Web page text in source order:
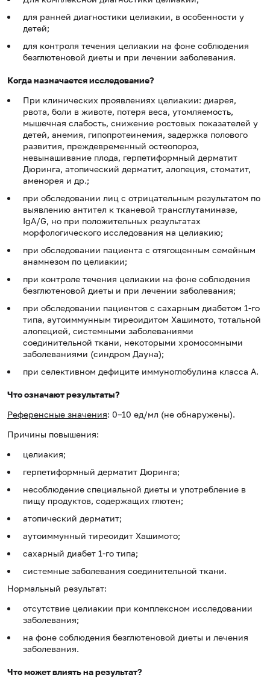
для ранней диагностики целиакии, в особенности у
детей;
для контроля течения целиакии на фоне соблюдения
безглютеновой диеты и при лечении заболевания.
Когда назначается исследование?
При клинических проявлениях целиакии: диарея,
рвота, боли в животе, потеря веса, утомляемость,
мышечная слабость, снижение ростовых показателей у
детей, анемия, гипопротеинемия, задержка полового
развития, преждевременный остеопороз,
невынашивание плода, герпетиформный дерматит
Дюринга, атопический дерматит, алопеция, стоматит,
аменорея и др.;
при обследовании лиц с отрицательным результатом по
выявлению антител к тканевой трансглутаминазе,
IgA/G, но при положительных результатах
морфологического исследования на целиакию;
при обследовании пациента с отягощенным семейным
анамнезом по целиакии;
при контроле течения целиакии на фоне соблюдения
безглютеновой диеты и при лечении заболевания;
при обследовании пациентов с сахарным диабетом 1-го
типа, аутоиммунным тиреоидитом Хашимото, тотальной
алопецией, системными заболеваниями
соединительной ткани, некоторыми хромосомными
заболеваниями (синдром Дауна);
при селективном дефиците иммуноглобулина класса А.
Что означают результаты?
Референсные значения: 0–10 ед/мл (не обнаружены).
Причины повышения:
целиакия;
герпетиформный дерматит Дюринга;
несоблюдение специальной диеты и употребление в
пищу продуктов, содержащих глютен;
атопический дерматит;
аутоиммунный тиреоидит Хашимото;
сахарный диабет 1-го типа;
системные заболевания соединительной ткани.
Нормальный результат:
отсутствие целиакии при комплексном исследовании
заболевания;
на фоне соблюдения безглютеновой диеты и лечения
заболевания.
Что может влиять на результат?